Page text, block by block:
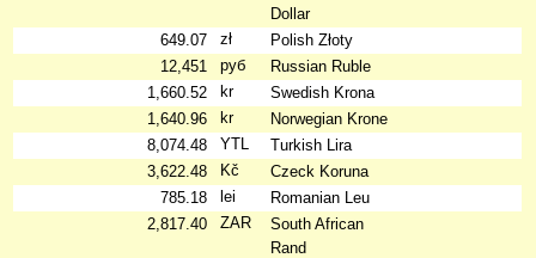
Dollar
649.07
zł
Polish Złoty
12,451
руб
Russian Ruble
1,660.52
kr
Swedish Krona
1,640.96
kr
Norwegian Krone
8,074.48
YTL
Turkish Lira
3,622.48
Kč
Czeck Koruna
785.18
lei
Romanian Leu
2,817.40
ZAR
South African
Rand